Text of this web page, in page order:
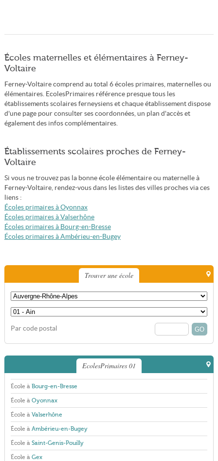
Écoles maternelles et élémentaires à Ferney-
Voltaire
Ferney-Voltaire comprend au total 6 écoles primaires, maternelles ou
élémentaires. EcolesPrimaires référence presque tous les
établissements scolaires ferneysiens et chaque établissement dispose
d'une page pour consulter ses coordonnées, un plan d'accès et
également des infos complémentaires.
Établissements scolaires proches de Ferney-
Voltaire
Si vous ne trouvez pas la bonne école élémentaire ou maternelle à
Ferney-Voltaire, rendez-vous dans les listes des villes proches via ces
liens :
Écoles primaires à Oyonnax
Écoles primaires à Valserhône
Écoles primaires à Bourg-en-Bresse
Écoles primaires à Ambérieu-en-Bugey
Trouver une école
Par code postal
EcolesPrimaires 01
École à Bourg-en-Bresse
École à Oyonnax
École à Valserhône
École à Ambérieu-en-Bugey
École à Saint-Genis-Pouilly
École à Gex